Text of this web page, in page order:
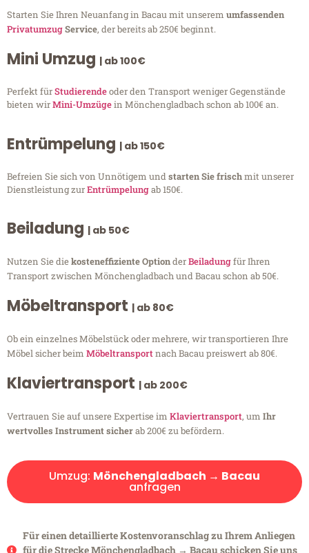
Starten Sie Ihren Neuanfang in Bacau mit unserem umfassenden
PrivatumzugService, der bereits ab 250€ beginnt.
Mini Umzug | ab 100€
Perfekt fürStudierendeoder den Transport weniger Gegenstände
bieten wirMini-Umzügein Mönchengladbach schon ab 100€ an.
Entrümpelung | ab 150€
Befreien Sie sich von Unnötigem undstarten Sie frischmit unserer
Dienstleistung zurEntrümpelungab 150€.
Beiladung | ab 50€
Nutzen Sie diekosteneffiziente OptionderBeiladungfür Ihren
Transport zwischen Mönchengladbach und Bacau schon ab 50€.
Möbeltransport | ab 80€
Ob ein einzelnes Möbelstück oder mehrere, wir transportieren Ihre
Möbel sicher beim Möbeltransportnach Bacau preiswert ab 80€.
Klaviertransport | ab 200€
Vertrauen Sie auf unsere Expertise im Klaviertransport, um Ihr
wertvolles Instrument sicherab 200€ zu befördern.
Umzug: Mönchengladbach → Bacau
anfragen
Für einen detaillierte Kostenvoranschlag zu Ihrem Anliegen
für die Strecke Mönchengladbach → Bacau schicken Sie uns